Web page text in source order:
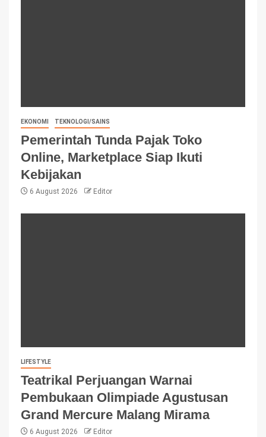
EKONOMI TEKNOLOGI/SAINS
Pemerintah Tunda Pajak Toko
Online, Marketplace Siap Ikuti
Kebijakan
6 August 2026 Editor
LIFESTYLE
Teatrikal Perjuangan Warnai
Pembukaan Olimpiade Agustusan
Grand Mercure Malang Mirama
6 August 2026 Editor